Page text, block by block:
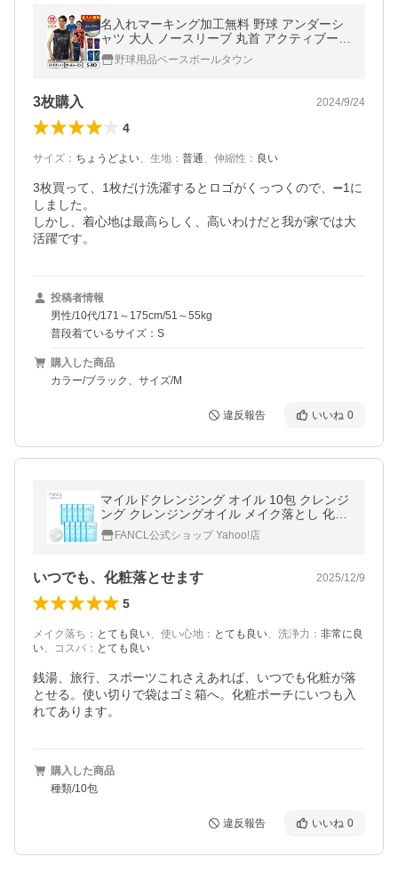
名入れマーキング加工無料 野球 アンダーシ
ャツ 大人 ノースリーブ 丸首 アクティブーム
コンフォートインナー カモ柄 吸汗速乾 交換
往復送料無料 加工可能(P)
野球用品ベースボールタウン
3枚購入 2024/9/24
4
サイズ ： ちょうどよい、 生地 ： 普通、 伸縮性 ： 良い
3枚買って、1枚だけ洗濯するとロゴがくっつくので、➖1に
しました。
しかし、着心地は最高らしく、高いわけだと我が家では大
活躍です。
投稿者情報
男性/10代/171～175cm/51～55kg
普段着ているサイズ：S
購入した商品
カラー/ブラック、サイズ/M
違反報告 いいね 0
マイルドクレンジング オイル 10包 クレンジ
ング クレンジングオイル メイク落とし 化粧
品 マイクレ 毛穴 無添加 ファンケル FANCL
公式FANCL公式ショップ Yahoo!店
いつでも、化粧落とせます 2025/12/9
5
メイク落ち ： とても良い、 使い心地 ： とても良い、 洗浄力 ： 非常に良
い、 コスパ ： とても良い
銭湯、旅行、スポーツこれさえあれば、いつでも化粧が落
とせる。使い切りで袋はゴミ箱へ。化粧ポーチにいつも入
れてあります。
購入した商品
種類/10包
違反報告 いいね 0